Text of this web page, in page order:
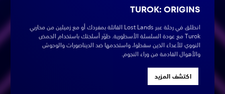
TUROK: ORIGINS
انطلق في رحلة عبر Lost Lands القاتلة بمفردك أو مع زميلين من محاربي
Turok مع عودة السلسلة الأسطورية. طوّر أسلحتك باستخدام الحمض
النووي للأعداء الذين سقطوا، واستخدمها ضد الديناصورات والوحوش
والأهوال القادمة من وراء النجوم.
اكتشف المزيد